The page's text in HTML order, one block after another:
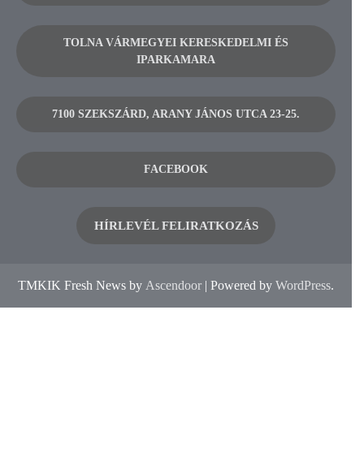
TOLNA VÁRMEGYEI KERESKEDELMI ÉS
IPARKAMARA
7100 SZEKSZÁRD, ARANY JÁNOS UTCA 23-25.
FACEBOOK
HÍRLEVÉL FELIRATKOZÁS
TMKIK Fresh News by Ascendoor | Powered by WordPress.